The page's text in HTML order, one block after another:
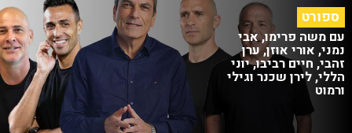
ספורט
עם משה פרימו, אבי
נמני, אורי אוזן, ערן
זהבי, חיים רביבו, יוני
הללי, לירן שכנר וגילי
ורמוט